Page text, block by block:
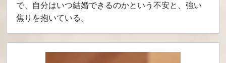
で、自分はいつ結婚できるのかという不安と、強い
焦りを抱いている。